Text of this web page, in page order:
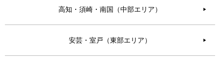
高知・須崎・南国（中部エリア） ▶︎
安芸・室戸（東部エリア） ▶︎